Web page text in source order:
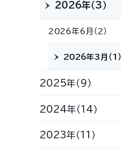
2026年（3）
2026年6月（2）
2026年3月（1）
2025年（9）
2024年（14）
2023年（11）